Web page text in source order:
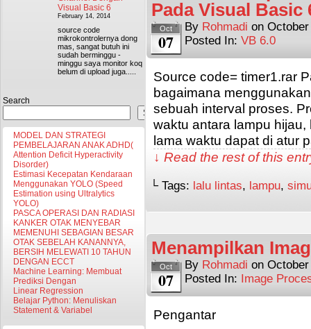
Visual Basic 6
February 14, 2014
source code
mikrokontrolernya dong
mas, sangat butuh ini
sudah berminggu -
minggu saya monitor koq
belum di upload juga.....
Search
Search
MODEL DAN STRATEGI
PEMBELAJARAN ANAK ADHD(
Attention Deficit Hyperactivity
Disorder)
Estimasi Kecepatan Kendaraan
Menggunakan YOLO (Speed
Estimation using Ultralytics
YOLO)
PASCA OPERASI DAN RADIASI
KANKER OTAK MENYEBAR
MEMENUHI SEBAGIAN BESAR
OTAK SEBELAH KANANNYA,
BERSIH MELEWATI 10 TAHUN
DENGAN ECCT
Machine Learning: Membuat
Prediksi Dengan
Linear Regression
Belajar Python: Menuliskan
Statement & Variabel
Pada Visual Basic
Oct
07
By Rohmadi on
Posted In: VB 6.0
Source code= timer1.rar
bagaimana
sebuah interval proses.
waktu antara lampu
lama waktu dapat di atur
↓ Read the rest of this
└ Tags: lalu lintas, lampu,
Menampilkan
Oct
07
By Rohmadi on
Posted In: Image
Pengantar